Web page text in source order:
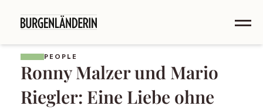
PEOPLE
Ronny Malzer und Mario
Riegler: Eine Liebe ohne